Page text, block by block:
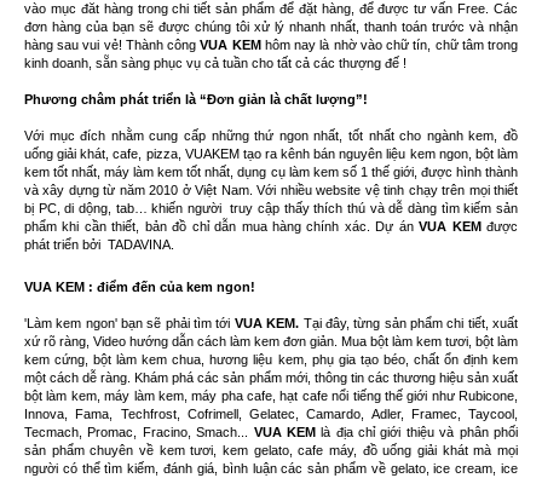
vào mục đăt hàng trong chi tiết sản phẩm để đặt hàng, để được tư vấn Free. Các
đơn hàng của bạn sẽ được chúng tôi xử lý nhanh nhất, thanh toán trước và nhận
hàng sau vui vẻ! Thành côngVUA KEMhôm nay là nhờ vào chữ tín, chữ tâm trong
kinh doanh, sẵn sàng phục vụ cả tuần cho tất cả các thượng đế !
Phương châm phát triển là “Đơn giản là chất lượng”!
Với mục đích nhằm cung cấp những thứ ngon nhất, tốt nhất cho ngành kem, đồ
uống giải khát, cafe, pizza, VUAKEM tạo ra kênh bán nguyên liệu kem ngon, bột làm
kem tốt nhất, máy làm kem tốt nhất, dụng cụ làm kem số 1 thế giới, được hình thành
và xây dựng từ năm 2010 ở Việt Nam. Với nhiều website vệ tinh chạy trên mọi thiết
bị PC, di dộng, tab… khiến người truy cập thấy thích thú và dễ dàng tìm kiếm sản
phẩm khi cần thiết, bản đồ chỉ dẫn mua hàng chính xác. Dự ánVUA KEMđược
phát triển bởi TADAVINA
VUA KEM : điểm đến của kem ngon!
'Làm kem ngon' bạn sẽ phải tìm tới VUA KEM. Tại đây, từng sản phẩm chi tiết, xuất
xứ rõ ràng, Video hướng dẫn cách làm kem đơn giản. Mua bột làm kem tươi, bột làm
kem cứng, bột làm kem chua, hương liệu kem, phụ gia tạo béo, chất ổn định kem
một cách dễ ràng. Khám phá các sản phẩm mới, thông tin các thương hiệu sản xuất
bột làm kem, máy làm kem, máy pha cafe, hạt cafe nổi tiếng thế giới như Rubicone,
Innova, Fama, Techfrost, Cofrimell, Gelatec, Camardo, Adler, Framec, Taycool,
Tecmach, Promac, Fracino, Smach... VUA KEMlà địa chỉ giới thiệu và phân phối
sản phẩm chuyên về kem tươi, kem gelato, cafe máy, đồ uống giải khát mà mọi
người có thể tìm kiếm, đánh giá, bình luận các sản phẩm về gelato, ice cream, ice